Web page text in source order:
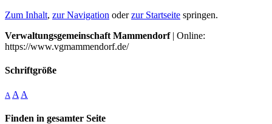
Zum Inhalt, zur Navigation oderzur Startseite springen.
Verwaltungsgemeinschaft Mammendorf| Online:
https://www.vgmammendorf.de/
Schriftgröße
A A A
Finden in gesamter Seite